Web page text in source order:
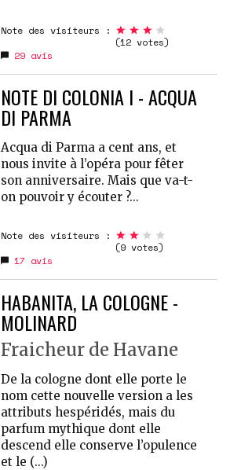
Note des visiteurs :
(12 votes)
29 avis
NOTE DI COLONIA I - ACQUA
DI PARMA
Acqua di Parma a cent ans, et
nous invite à l’opéra pour fêter
son anniversaire. Mais que va-t-
on pouvoir y écouter ?...
Note des visiteurs :
(9 votes)
17 avis
HABANITA, LA COLOGNE -
MOLINARD
Fraicheur de Havane
De la cologne dont elle porte le
nom cette nouvelle version a les
attributs hespéridés, mais du
parfum mythique dont elle
descend elle conserve l’opulence
et le (...)